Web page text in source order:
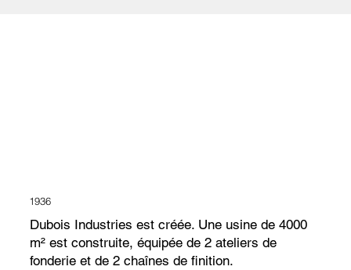
Dubois Industries est créée. Une usine de 4000
m² est construite, équipée de 2 ateliers de
fonderie et de 2 chaînes de finition.
1936